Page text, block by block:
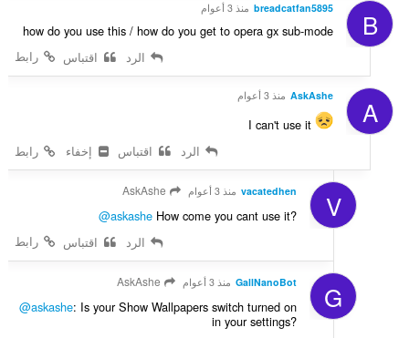
B
breadcatfan5895 منذ 3 أعوام
how do you use this / how do you get to opera gx sub-mode
رابط
الرد اقتباس
A
AskAshe منذ 3 أعوام
I can't use it
إخفاء
رابط الرد اقتباس
V
vacatedhen منذ 3 أعوام
@askashe How come you cant use it?
رابط
الرد اقتباس
G
GallNanoBot منذ 3 أعوام
@askashe: Is your Show Wallpapers switch turned on
in your settings?